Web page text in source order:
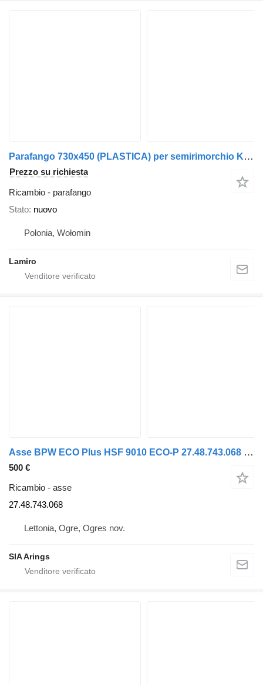
Parafango 730x450 (PLASTICA) per semirimorchio Krone
Prezzo su richiesta
Ricambio - parafango
Stato nuovo
Polonia, Wołomin
Lamiro
Asse BPW ECO Plus HSF 9010 ECO-P 27.48.743.068 per semirimorchio Krone
500 €
Ricambio - asse
27.48.743.068
Lettonia, Ogre, Ogres nov.
SIA Arings